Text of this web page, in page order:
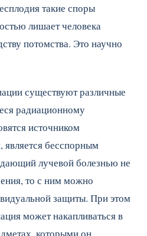
такие споры
лишает человека
потомства. Это научно
существуют различные
радиационному
источником
является бесспорным
лучевой болезнью не
то с ним можно
защиты. При этом
может накапливаться в
которыми он